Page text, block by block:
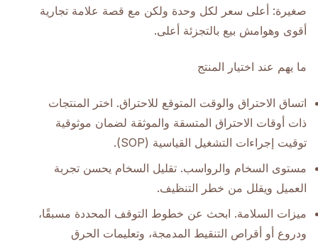
صغيرة: أعلى سعر لكل وحدة ولكن مع قصة علامة تجارية
أقوى وهوامش بيع بالتجزئة أعلى.
ما يهم عند اختيار المنتج
اتساق الاحتراق والوقت المتوقع للاحتراق. اختر المنتجات
ذات أوقات الاحتراق المتسقة والموثقة لضمان موثوقية
توقيت إجراءات التشغيل القياسية (SOP).
مستوى السخام والرواسب. تقليل السخام يحسن تجربة
العميل ويقلل من خطر التنظيف.
ميزات السلامة. ابحث عن خطوط التوقف المحددة مسبقًا،
ودروع أو أقراص التنقيط المدمجة، وتعليمات الحرق